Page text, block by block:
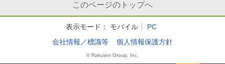
このページのトップへ
表示モード： モバイル
PC
会社情報／標識等
個人情報保護方針
© Rakuten Group, Inc.